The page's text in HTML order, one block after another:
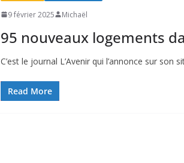
9 février 2025 Michaël
95 nouveaux logements
C’est le journal L’Avenir qui l’annonce sur
Read More